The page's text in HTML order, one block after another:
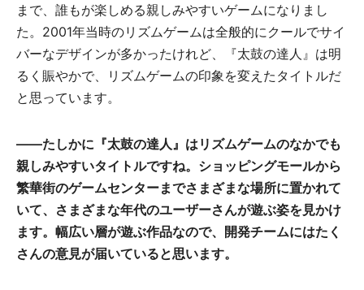
まで、誰もが楽しめる親しみやすいゲームになりまし
た。2001年当時のリズムゲームは全般的にクールでサイ
バーなデザインが多かったけれど、『太鼓の達人』は明
るく賑やかで、リズムゲームの印象を変えたタイトルだ
と思っています。
――たしかに『太鼓の達人』はリズムゲームのなかでも
親しみやすいタイトルですね。ショッピングモールから
繁華街のゲームセンターまでさまざまな場所に置かれて
いて、さまざまな年代のユーザーさんが遊ぶ姿を見かけ
ます。幅広い層が遊ぶ作品なので、開発チームにはたく
さんの意見が届いていると思います。